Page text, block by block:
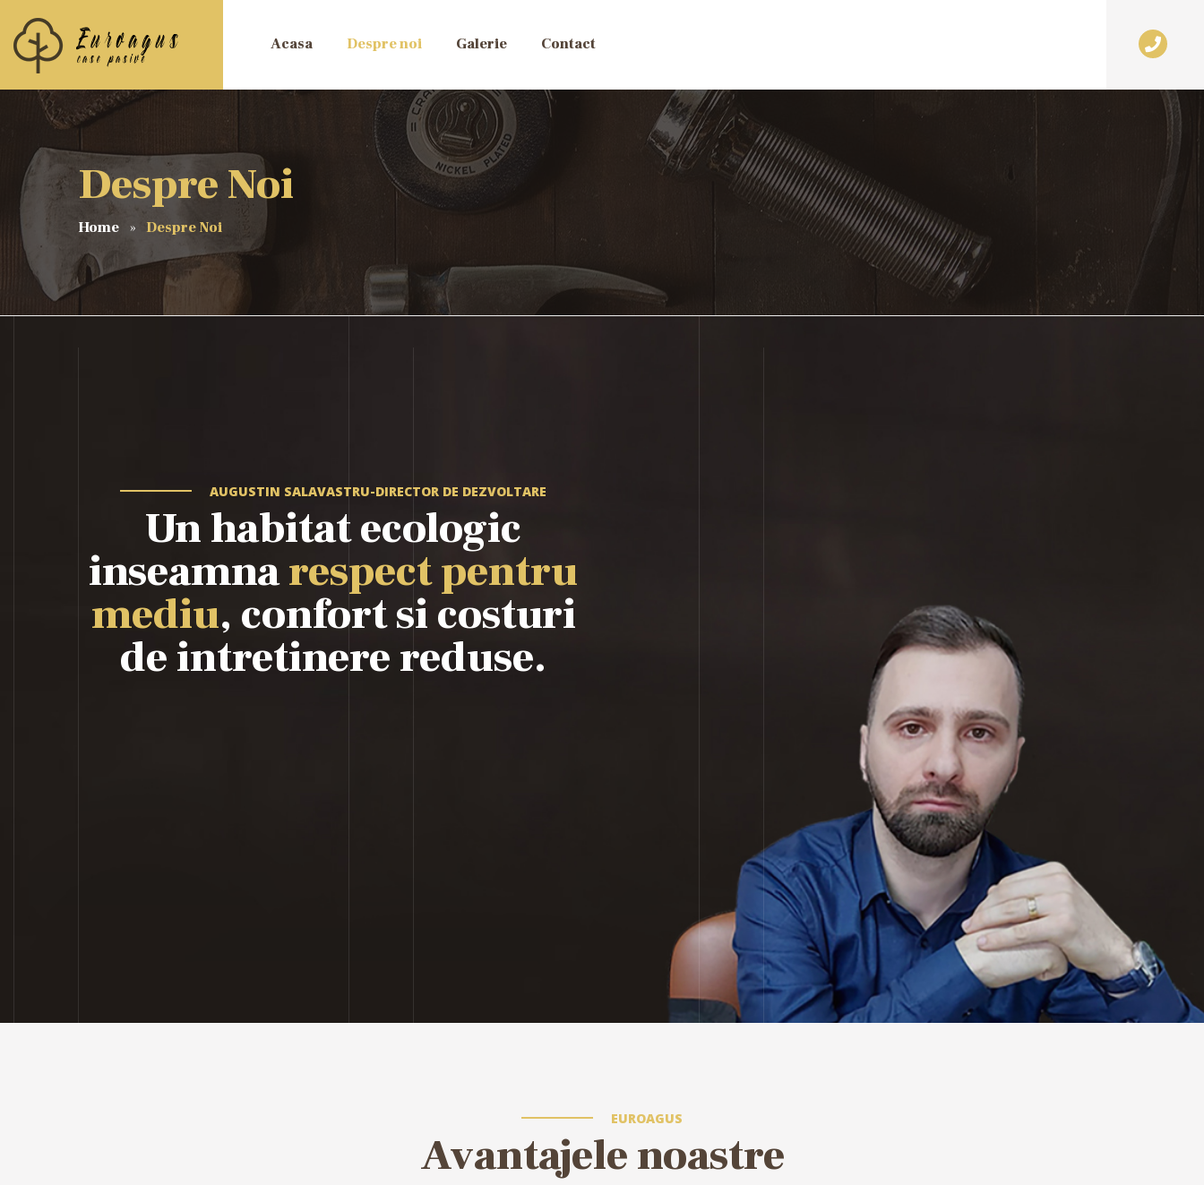
Acasa Despre noi Galerie Contact
Despre Noi
Home Despre Noi
AUGUSTIN SALAVASTRU-DIRECTOR DE DEZVOLTARE
Un habitat ecologic
inseamnarespect pentru
mediu, confort si costuri
de intretinere reduse.
EUROAGUS
Avantajele noastre